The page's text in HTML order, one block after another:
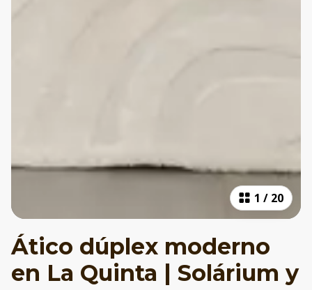
1 / 20
Ático dúplex moderno
en La Quinta | Solárium y